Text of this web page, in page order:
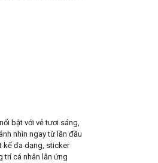
bật với vẻ tươi sáng,
nhìn ngay từ lần đầu
kế đa dạng, sticker
trí cá nhân lẫn ứng